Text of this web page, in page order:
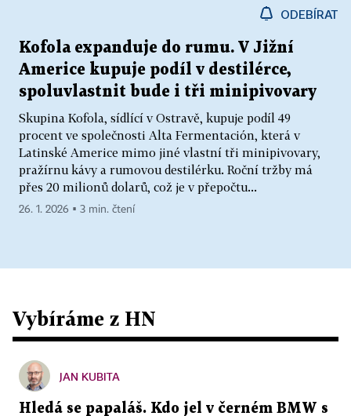
ODEBÍRAT
Kofola expanduje do rumu. V Jižní
Americe kupuje podíl v destilérce,
spoluvlastnit bude i tři minipivovary
Skupina Kofola, sídlící v Ostravě, kupuje podíl 49
procent ve společnosti Alta Fermentación, která v
Latinské Americe mimo jiné vlastní tři minipivovary,
pražírnu kávy a rumovou destilérku. Roční tržby má
přes 20 milionů dolarů, což je v přepočtu...
26. 1. 2026 ▪ 3 min. čtení
Vybíráme z HN
JAN KUBITA
Hledá se papaláš. Kdo jel v černém BMW s